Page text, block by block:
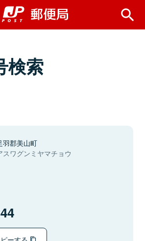
検索
羽郡美山町
スワグンミヤマチョウ